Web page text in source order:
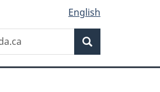
English